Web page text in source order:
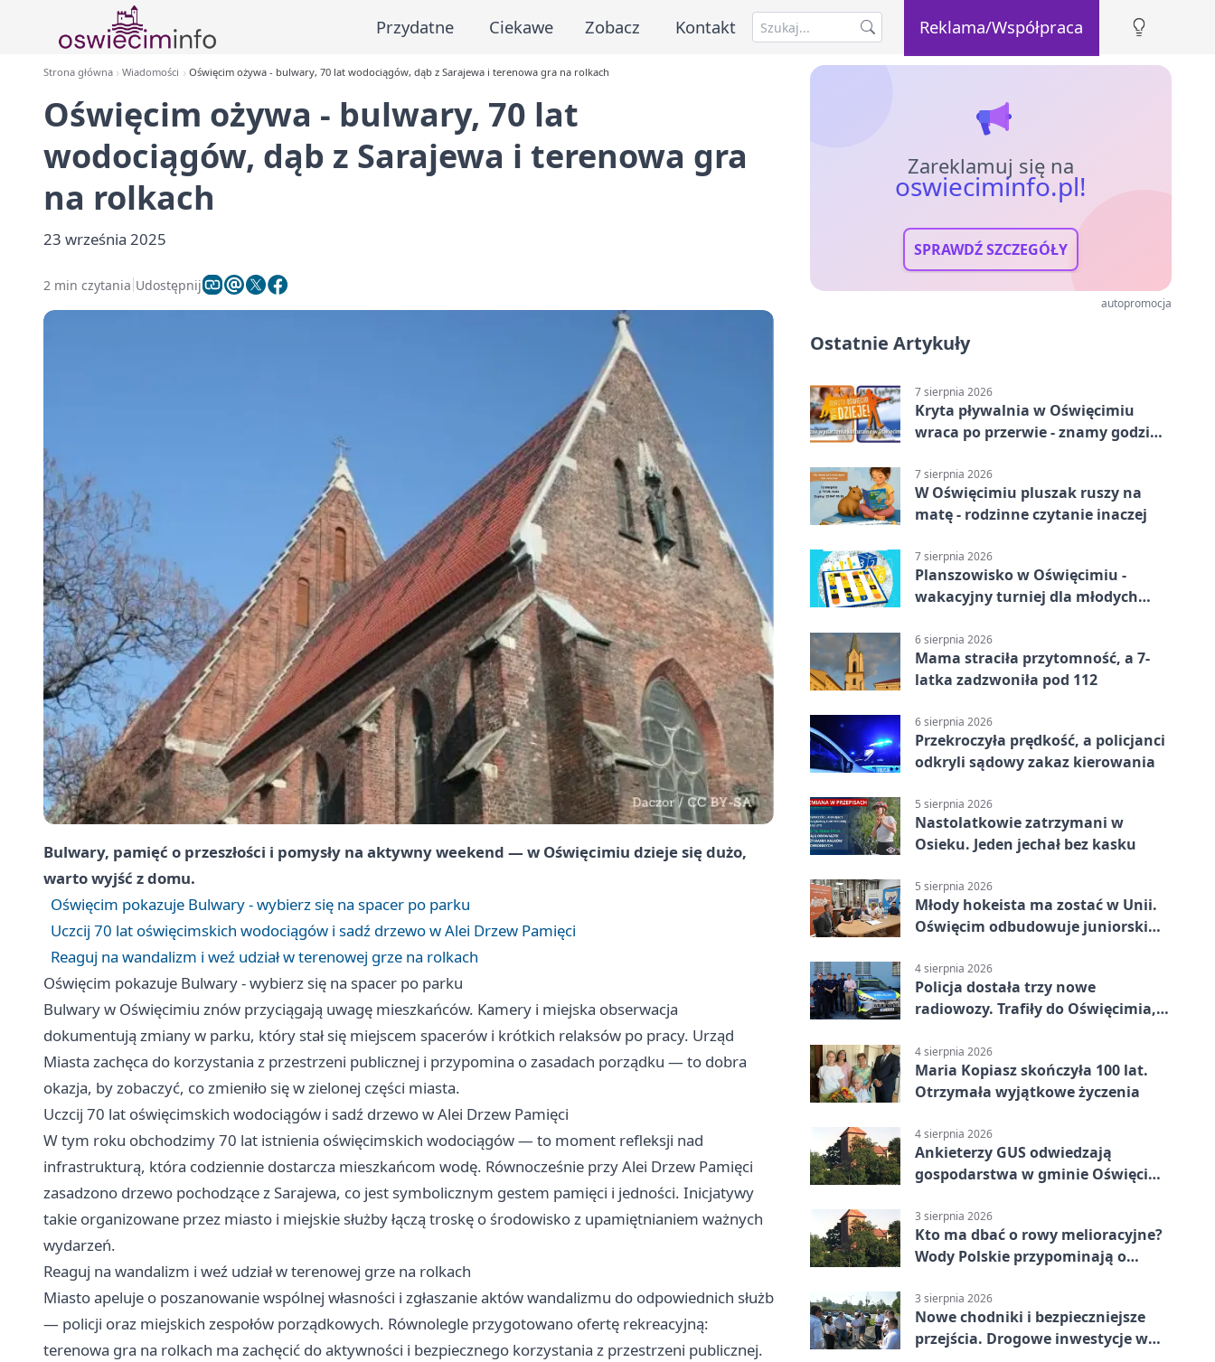
Przydatne Ciekawe Zobacz Kontakt Reklama/Współpraca
Strona główna Wiadomości Oświęcim ożywa - bulwary, 70 lat wodociągów, dąb z Sarajewa i terenowa gra na rolkach
Oświęcim ożywa - bulwary, 70 lat
wodociągów, dąb z Sarajewa i terenowa gra
na rolkach
23 września 2025
2 min czytania Udostępnij
Bulwary, pamięć o przeszłości i pomysły na aktywny weekend — w Oświęcimiu dzieje się dużo,
warto wyjść z domu.
Oświęcim pokazuje Bulwary - wybierz się na spacer po parku
Uczcij 70 lat oświęcimskich wodociągów i sadź drzewo w Alei Drzew Pamięci
Reaguj na wandalizm i weź udział w terenowej grze na rolkach
Oświęcim pokazuje Bulwary - wybierz się na spacer po parku
Bulwary w Oświęcimiu znów przyciągają uwagę mieszkańców. Kamery i miejska obserwacja
dokumentują zmiany w parku, który stał się miejscem spacerów i krótkich relaksów po pracy. Urząd
Miasta zachęca do korzystania z przestrzeni publicznej i przypomina o zasadach porządku — to dobra
okazja, by zobaczyć, co zmieniło się w zielonej części miasta.
Uczcij 70 lat oświęcimskich wodociągów i sadź drzewo w Alei Drzew Pamięci
W tym roku obchodzimy 70 lat istnienia oświęcimskich wodociągów — to moment refleksji nad
infrastrukturą, która codziennie dostarcza mieszkańcom wodę. Równocześnie przy Alei Drzew Pamięci
zasadzono drzewo pochodzące z Sarajewa, co jest symbolicznym gestem pamięci i jedności. Inicjatywy
takie organizowane przez miasto i miejskie służby łączą troskę o środowisko z upamiętnianiem ważnych
wydarzeń.
Reaguj na wandalizm i weź udział w terenowej grze na rolkach
Miasto apeluje o poszanowanie wspólnej własności i zgłaszanie aktów wandalizmu do odpowiednich służb
— policji oraz miejskich zespołów porządkowych. Równolegle przygotowano ofertę rekreacyjną:
terenowa gra na rolkach ma zachęcić do aktywności i bezpiecznego korzystania z przestrzeni publicznej.
Zareklamuj się na
oswieciminfo.pl!
SPRAWDŹ SZCZEGÓŁY
autopromocja
Ostatnie Artykuły
7 sierpnia 2026
Kryta pływalnia w Oświęcimiu
wraca po przerwie - znamy godziny
7 sierpnia 2026
W Oświęcimiu pluszak ruszy na
matę - rodzinne czytanie inaczej
7 sierpnia 2026
Planszowisko w Oświęcimiu -
wakacyjny turniej dla młodych
6 sierpnia 2026
Mama straciła przytomność, a 7-
latka zadzwoniła pod 112
6 sierpnia 2026
Przekroczyła prędkość, a policjanci
odkryli sądowy zakaz kierowania
5 sierpnia 2026
Nastolatkowie zatrzymani w
Osieku. Jeden jechał bez kasku
5 sierpnia 2026
Młody hokeista ma zostać w Unii.
Oświęcim odbudowuje juniorski
4 sierpnia 2026
Policja dostała trzy nowe
radiowozy. Trafiły do Oświęcimia,
4 sierpnia 2026
Maria Kopiasz skończyła 100 lat.
Otrzymała wyjątkowe życzenia
4 sierpnia 2026
Ankieterzy GUS odwiedzają
gospodarstwa w gminie Oświęcim.
3 sierpnia 2026
Kto ma dbać o rowy melioracyjne?
Wody Polskie przypominają o
3 sierpnia 2026
Nowe chodniki i bezpieczniejsze
przejścia. Drogowe inwestycje w